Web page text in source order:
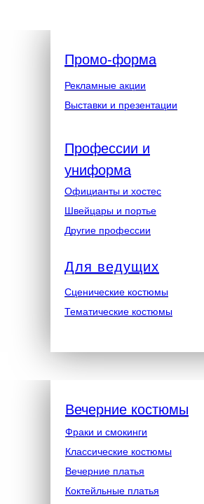
Рекламные акции
Выставки и презентации
Официанты и хостес
Швейцары и портье
Другие профессии
Промо-форма
Профессии и
униформа
Сценические костюмы
Тематические костюмы
Для ведущих
Фраки и смокинги
Классические костюмы
Вечерние платья
Коктейльные платья
Вечерние костюмы